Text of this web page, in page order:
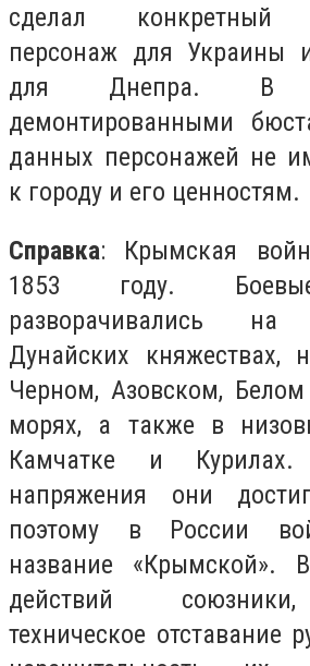
сделал конкретный
персонаж для Украины
для Днепра. В
демонтированными
данных персонажей не
к городу и его ценностям.
Справка: Крымская
1853 году.
разворачивались
Дунайских княжествах,
Черном, Азовском,
морях, а также в
Камчатке и Курилах.
напряжения они
поэтому в России
название «Крымской».
действий
техническое отставание